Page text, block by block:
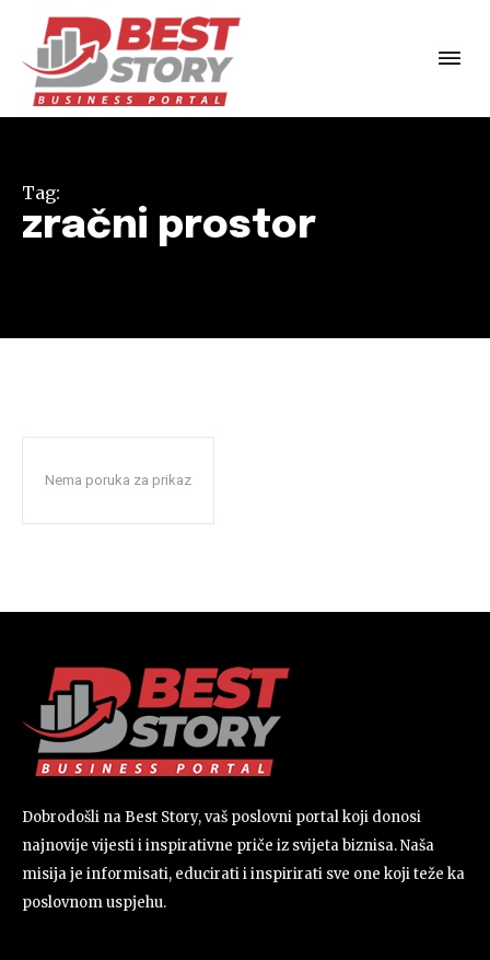
Tag:
zračni prostor
Nema poruka za prikaz
Dobrodošli na Best Story, vaš poslovni portal koji donosi
najnovije vijesti i inspirativne priče iz svijeta biznisa. Naša
misija je informisati, educirati i inspirirati sve one koji teže ka
poslovnom uspjehu.